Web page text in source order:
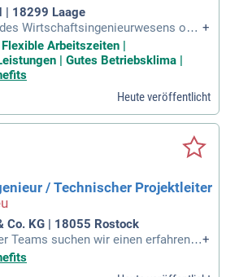
| 18299 Laage
Wirtschaftsingenieurwesens ode
mit starkem rechtlichen Foku
5 Jahre fundierte Berufserfahrung i
mit; Du verfügst über ei
+
Arbeitszeiten |
| Gutes Betriebsklima |
Heute veröffentlicht
/ Technischer Projektleiter
Co. KG | 18055 Rostock
Teams suchen wir einen erfahrene
⁠w⁠/⁠d) für die technische Leitung ans
+